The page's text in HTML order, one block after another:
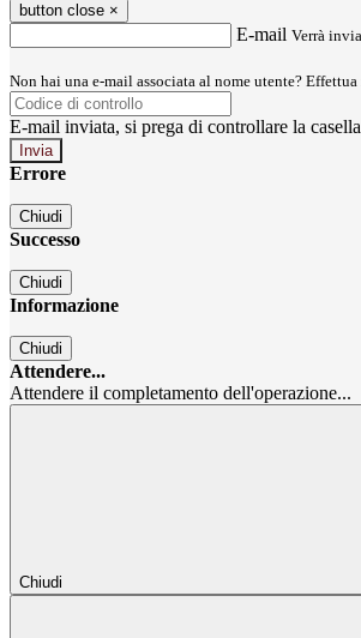
button close ×
E-mail Verrà
Non hai una e-mail associata al nome utente?
E-mail inviata, si prega di controllare la
Errore
Chiudi
Successo
Chiudi
Informazione
Chiudi
Attendere...
Attendere il completamento dell'operazione...
Chiudi